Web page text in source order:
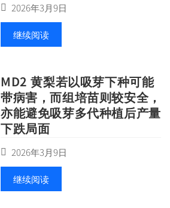
2026年3月9日
继续阅读
MD2 黄梨若以吸芽下种可能
带病害，而组培苗则较安全，
亦能避免吸芽多代种植后产量
下跌局面
2026年3月9日
继续阅读